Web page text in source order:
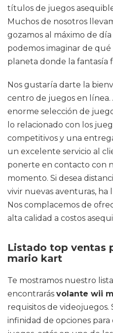
títulos de juegos
Muchos de nosotros
gozamos al máximo de
podemos imaginar de
planeta donde la fantasía
Nos gustaría darte la
centro de juegos en línea.
enorme selección de
lo relacionado con los
competitivos y una
un excelente servicio al
ponerte en contacto con
momento. Si desea
vivir nuevas aventuras, ha
Nos complacemos de
alta calidad a costos
Listado top ventas
mario kart
Te mostramos nuestro
encontrarás volante wii
requisitos de videojuegos.
infinidad de opciones